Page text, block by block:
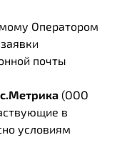
Оператором
почты
(ООО
в
условиям